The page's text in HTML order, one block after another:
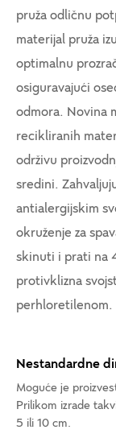
pruža odličnu
materijal pruža
optimalnu
osiguravajući
odmora. Novina
recikliranih
održivu
sredini.
antialergijskim
okruženje za
skinuti i prati na
protivklizna
perhloretilenom.
Nestandardne
Moguće je
Prilikom izrade
5 ili 10 cm.